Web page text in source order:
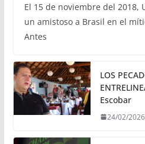
El 15 de noviembre del 2018,
un amistoso a Brasil en el
Antes
LOS
Escobar
24/02/2026